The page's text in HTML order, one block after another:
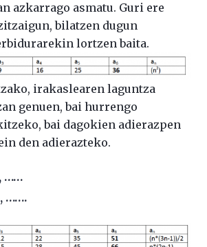
azkarrago asmatu. Guri ere
bilatzen dugun
lortzen baita.
irakaslearen laguntza
genuen, bai hurrengo
bai dagokien adierazpen
den adierazteko.
……
…….